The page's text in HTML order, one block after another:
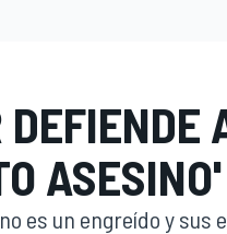
es un engreído y sus